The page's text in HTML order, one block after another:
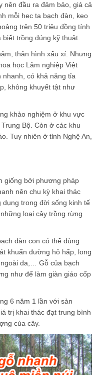
nên đầu ra đảm bảo, giá cả
mỗi hec ta bạch đàn, keo
trên 50 triệu đồng tính
trồng đúng kỹ thuật.
thân hình xấu xí. Nhưng
học Lâm nghiệp Việt
có khả năng tỉa
không khuyết tật như
khảo nghiệm ở khu vực
Bộ. Còn ở các khu
Tuy nhiên ở tỉnh Nghệ An,
giống bởi phương pháp
nên chu kỳ khai thác
dụng trong đời sống kinh tế
loại cây trồng rừng
đàn con có thể dùng
khuẩn đường hô hấp, long
da,… Gỗ của bạch
như để làm giàn giáo cốp
6 năm 1 lần với sản
trị khai thác đạt trung bình
của cây.